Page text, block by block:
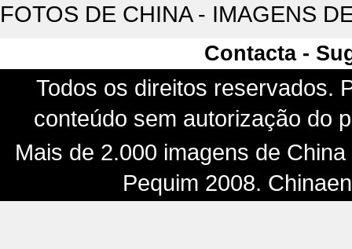
FOTOS DE CHINA - IMAGENS
Contacta -
Todos os direitos reservados.
conteúdo sem autorização do
Mais de 2.000 imagens de
Pequim 2008.